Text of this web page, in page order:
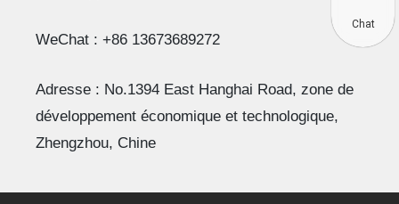
WeChat : +86 13673689272
Adresse : No.1394 East Hanghai Road, zone de
développement économique et technologique,
Zhengzhou, Chine
Chat